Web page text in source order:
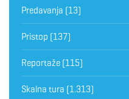
Predavanja (13)
Pristop (137)
Reportaže (115)
Skalna tura (1.313)